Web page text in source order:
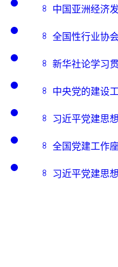
中国亚洲经济
全国性行业协
新华社论学习
中央党的建设
习近平党建思
全国党建工作
习近平党建思